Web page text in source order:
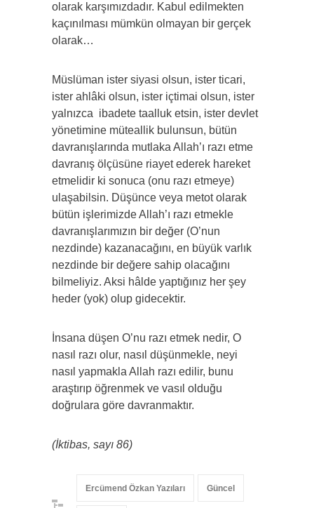
olarak karşımızdadır. Kabul edilmekten
kaçınılması mümkün olmayan bir gerçek
olarak…
Müslüman ister siyasi olsun, ister ticari,
ister ahlâki olsun, ister içtimai olsun, ister
yalnızca ibadete taalluk etsin, ister devlet
yönetimine müteallik bulunsun, bütün
davranışlarında mutlaka Allah’ı razı etme
davranış ölçüsüne riayet ederek hareket
etmelidir ki sonuca (onu razı etmeye)
ulaşabilsin. Düşünce veya metot olarak
bütün işlerimizde Allah’ı razı etmekle
davranışlarımızın bir değer (O’nun
nezdinde) kazanacağını, en büyük varlık
nezdinde bir değere sahip olacağını
bilmeliyiz. Aksi hâlde yaptığınız her şey
heder (yok) olup gidecektir.
İnsana düşen O’nu razı etmek nedir, O
nasıl razı olur, nasıl düşünmekle, neyi
nasıl yapmakla Allah razı edilir, bunu
araştırıp öğrenmek ve vasıl olduğu
doğrulara göre davranmaktır.
(İktibas, sayı 86)
Ercümend Özkan Yazıları Güncel